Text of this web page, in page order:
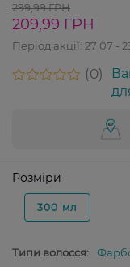
299,99 ГРН
209,99 ГРН
Період акції: 27 07 -
0
Розміри
300 мл
Типи волосся: